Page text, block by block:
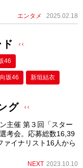
エンタメ 2025.02.18
46
坂46 新垣結衣
グ
主催 第３回「スター
考会。応募総数16,39
ァイナリスト16人から
NEXT 2023.10.10